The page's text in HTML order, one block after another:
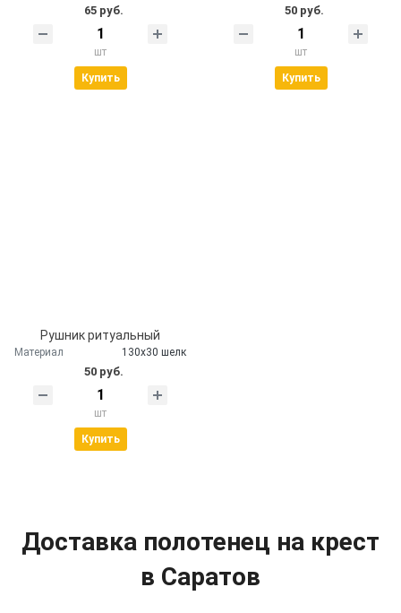
65 руб.
шт
Купить
50 руб.
шт
Купить
Рушник ритуальный
Материал 130х30 шелк
50 руб.
шт
Купить
Доставка полотенец на крест
в Саратов